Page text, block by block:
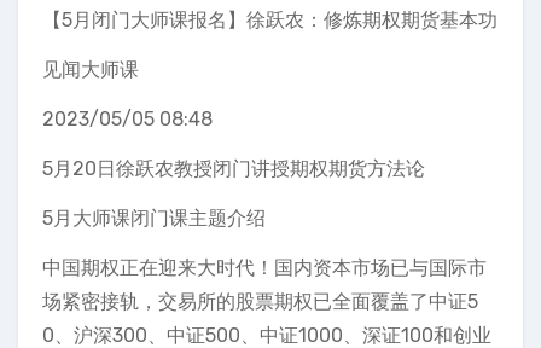
【5月闭门大师课报名】徐跃农：修炼期权期货基本功
见闻大师课
2023/05/05 08:48
5月20日徐跃农教授闭门讲授期权期货方法论
5月大师课闭门课主题介绍
中国期权正在迎来大时代！国内资本市场已与国际市
场紧密接轨，交易所的股票期权已全面覆盖了中证5
0、沪深300、中证500、中证1000、深证100和创业